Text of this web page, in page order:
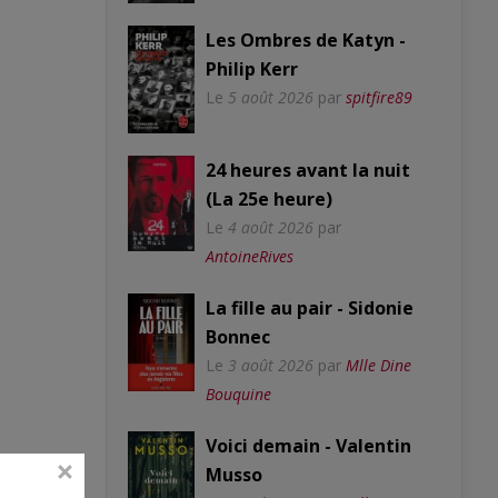
Les Ombres de Katyn -
Philip Kerr
Le 5 août 2026 par spitfire89
24 heures avant la nuit
(La 25e heure)
Le 4 août 2026 par
AntoineRives
La fille au pair - Sidonie
Bonnec
Le 3 août 2026 par Mlle Dine
Bouquine
Voici demain - Valentin
Musso